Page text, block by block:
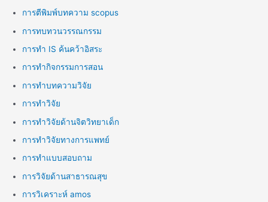
การตีพิมพ์บทความ scopus
การทบทวนวรรณกรรม
การทำ IS ค้นคว้าอิสระ
การทำกิจกรรมการสอน
การทำบทความวิจัย
การทำวิจัย
การทำวิจัยด้านจิตวิทยาเด็ก
การทำวิจัยทางการแพทย์
การทำแบบสอบถาม
การวิจัยด้านสาธารณสุข
การวิเคราะห์ amos